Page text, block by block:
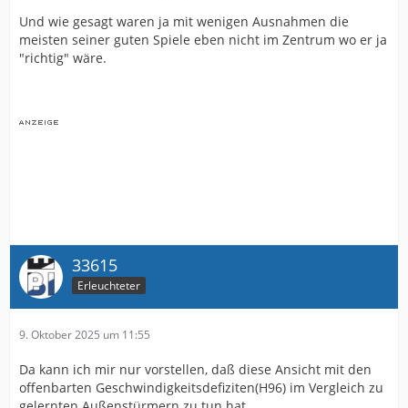
Und wie gesagt waren ja mit wenigen Ausnahmen die
meisten seiner guten Spiele eben nicht im Zentrum wo er ja
"richtig" wäre.
33615
Erleuchteter
9. Oktober 2025 um 11:55
Da kann ich mir nur vorstellen, daß diese Ansicht mit den
offenbarten Geschwindigkeitsdefiziten(H96) im Vergleich zu